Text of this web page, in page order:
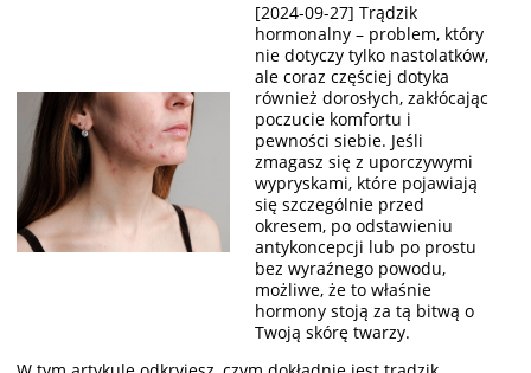
[2024-09-27] Trądzik
hormonalny – problem, który
nie dotyczy tylko nastolatków,
ale coraz częściej dotyka
również dorosłych, zakłócając
poczucie komfortu i
pewności siebie. Jeśli
zmagasz się z uporczywymi
wypryskami, które pojawiają
się szczególnie przed
okresem, po odstawieniu
antykoncepcji lub po prostu
bez wyraźnego powodu,
możliwe, że to właśnie
hormony stoją za tą bitwą o
Twoją skórę twarzy.